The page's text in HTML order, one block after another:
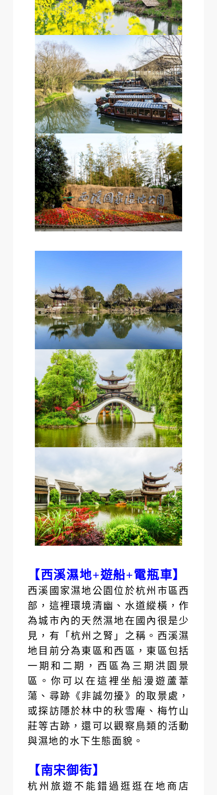
【西溪濕地+遊船+電瓶車】
西溪國家濕地公園位於杭州市區西
部，這裡環境清幽、水道縱橫，作
為城市內的天然濕地在國內很是少
見，有「杭州之腎」之稱。西溪濕
地目前分為東區和西區，東區包括
一期和二期，西區為三期洪園景
區。你可以在這裡坐船漫遊蘆葦
蕩、尋跡《非誠勿擾》的取景處，
或探訪隱於林中的秋雪庵、梅竹山
莊等古跡，還可以觀察鳥類的活動
與濕地的水下生態面貌。
【南宋御街】
杭州旅遊不能錯過逛逛在地商店